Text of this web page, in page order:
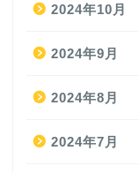
2024年10月
2024年9月
2024年8月
2024年7月